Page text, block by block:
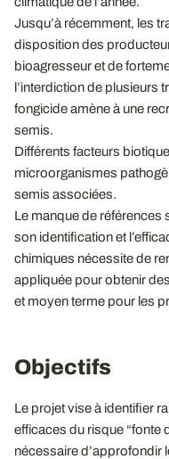
Jusqu’à récemment, les
disposition des
bioagresseur et de
l’interdiction de plusieurs
fongicide amène à une
semis.
Différents facteurs
microorganismes
semis associées.
Le manque de références
son identification et
chimiques nécessite de
appliquée pour obtenir
et moyen terme pour les
Objectifs
Le projet vise à identifier
efficaces du risque “fonte
nécessaire d’approfondir